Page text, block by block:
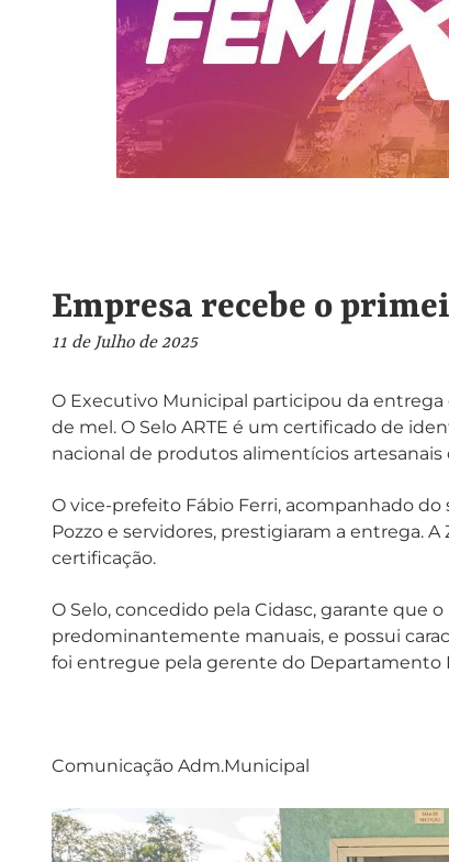
Empresa recebe o
11 de Julho de 2025
O Executivo Municipal participou da
de mel. O Selo ARTE é um certificado de
nacional de produtos alimentícios
O vice-prefeito Fábio Ferri, acompanhado
Pozzo e servidores, prestigiaram a entrega.
certificação.
O Selo, concedido pela Cidasc, garante que
predominantemente manuais, e possui
foi entregue pela gerente do Departamento
Comunicação Adm.Municipal